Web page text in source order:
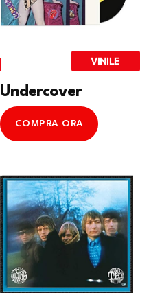
VINILE
Undercover
COMPRA ORA